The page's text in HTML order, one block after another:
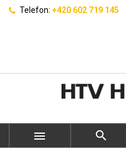
Telefon: +420 602 719 145
 